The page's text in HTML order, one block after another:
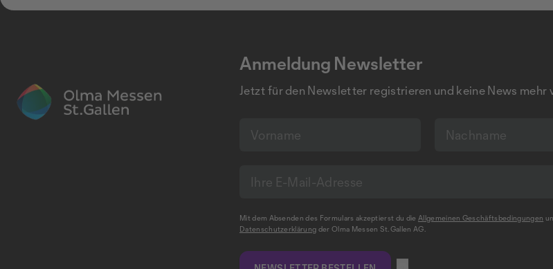
Anmeldung Newsletter
Jetzt für den Newsletter registrieren und keine News mehr
Mit dem Absenden des Formulars akzeptierst du die Allgemeinen Geschäftsbedingungen
Datenschutzerklärung der Olma Messen St.Gallen AG.